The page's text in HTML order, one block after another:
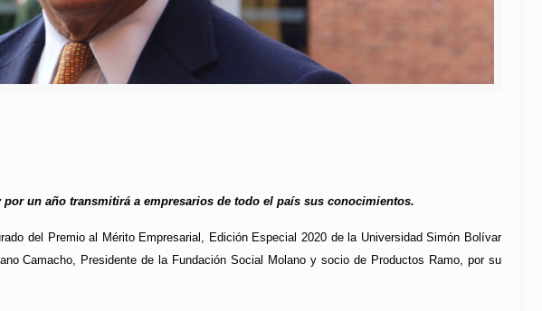
un año transmitirá a empresarios de todo el país sus conocimientos.
del Premio al Mérito Empresarial, Edición Especial 2020 de la Universidad Simón Bolívar
Camacho, Presidente de la Fundación Social Molano y socio de Productos Ramo, por su